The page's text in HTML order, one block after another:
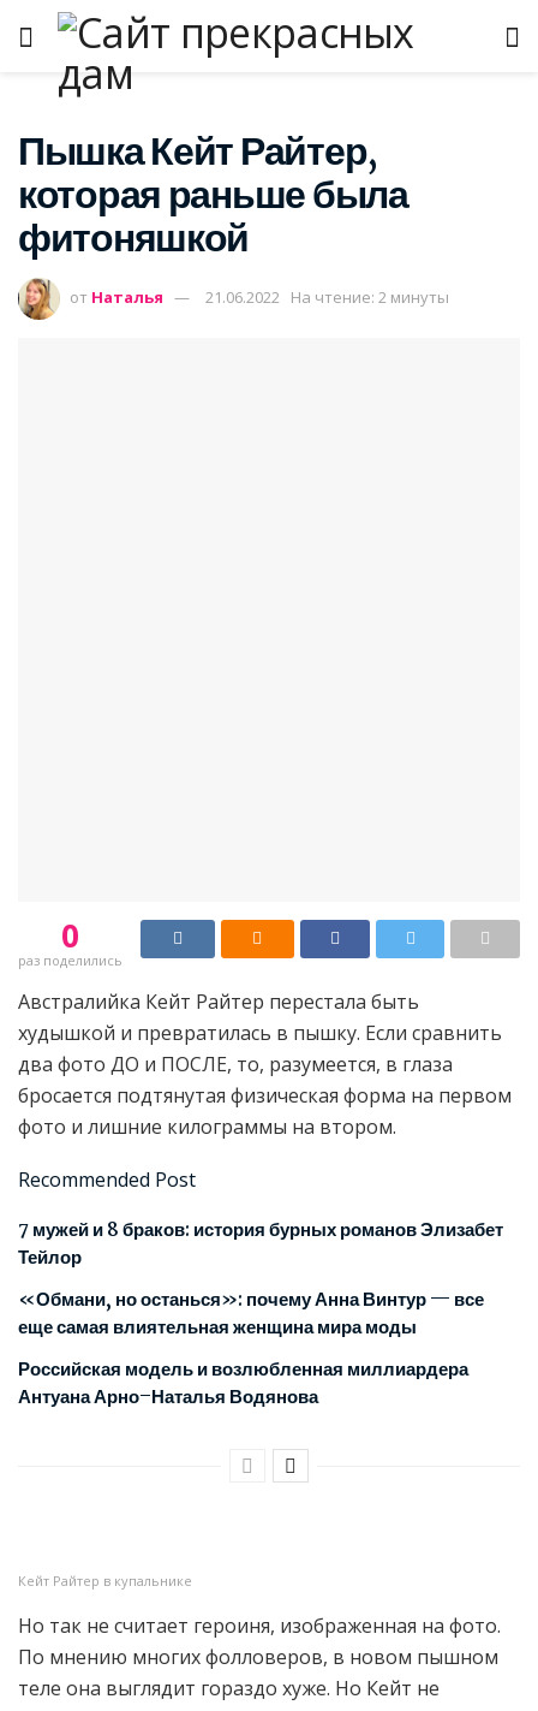
Пышка Кейт Райтер,
которая раньше была
фитоняшкой
от Наталья 21.06.2022 На чтение: 2 минуты
0
раз поделились
Австралийка Кейт Райтер перестала быть
худышкой и превратилась в пышку. Если сравнить
два фото ДО и ПОСЛЕ, то, разумеется, в глаза
бросается подтянутая физическая форма на первом
фото и лишние килограммы на втором.
Recommended Post
7 мужей и 8 браков: история бурных романов Элизабет
Тейлор
«Обмани, но останься»: почему Анна Винтур — все
еще самая влиятельная женщина мира моды
Российская модель и возлюбленная миллиардера
Антуана Арно–Наталья Водянова
Кейт Райтер в купальнике
Но так не считает героиня, изображенная на фото.
По мнению многих фолловеров, в новом пышном
теле она выглядит гораздо хуже. Но Кейт не